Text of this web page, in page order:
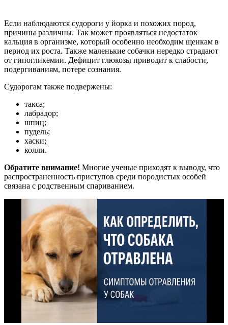
Если наблюдаются судороги у йорка и похожих пород,
причины различны. Так может проявляться недостаток
кальция в организме, который особенно необходим щенкам в
период их роста. Также маленькие собачки нередко страдают
от гипогликемии. Дефицит глюкозы приводит к слабости,
подергиваниям, потере сознания.
Судорогам также подвержены:
такса;
лабрадор;
шпиц;
пудель;
хаски;
колли.
Обратите внимание! Многие ученые приходят к выводу, что
распространенность приступов среди породистых особей
связана с родственным спариванием.